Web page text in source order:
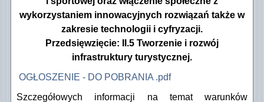
wykorzystaniem innowacyjnych rozwiązań także w
zakresie technologii i cyfryzacji.
Przedsięwzięcie: II.5 Tworzenie i rozwój
infrastruktury turystycznej.
OGŁOSZENIE - DO POBRANIA .pdf
Szczegółowych informacji na temat warunków